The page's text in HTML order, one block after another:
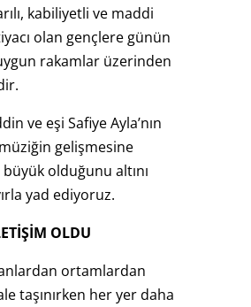
kabiliyetli ve maddi
olan gençlere günün
rakamlar üzerinden
ve eşi Safiye Ayla’nın
gelişmesine
büyük olduğunu altını
yad ediyoruz.
OLDU
ortamlardan
taşınırken her yer daha